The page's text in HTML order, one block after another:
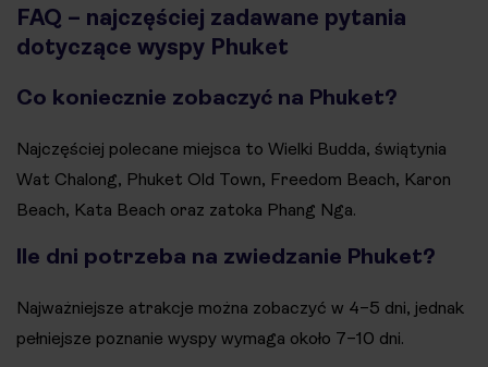
FAQ – najczęściej zadawane pytania
dotyczące wyspy Phuket
Co koniecznie zobaczyć na Phuket?
Najczęściej polecane miejsca to Wielki Budda, świątynia
Wat Chalong, Phuket Old Town, Freedom Beach, Karon
Beach, Kata Beach oraz zatoka Phang Nga.
Ile dni potrzeba na zwiedzanie Phuket?
Najważniejsze atrakcje można zobaczyć w 4–5 dni, jednak
pełniejsze poznanie wyspy wymaga około 7–10 dni.